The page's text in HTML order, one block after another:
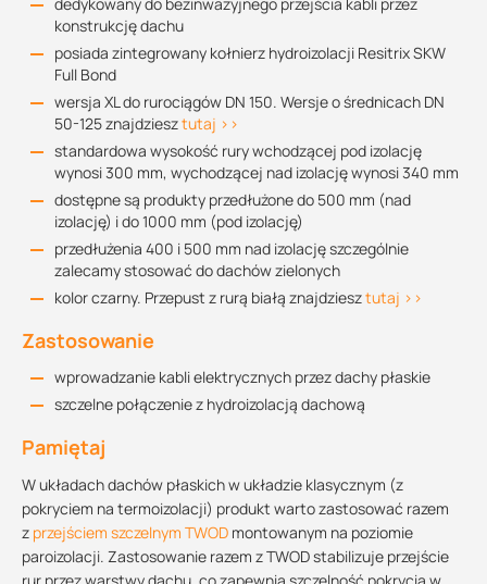
konstrukcję dachu
posiada zintegrowany kołnierz hydroizolacji Resitrix SKW
Full Bond
wersja XL do rurociągów DN 150. Wersje o średnicach DN
50-125 znajdziesztutaj >>
standardowa wysokość rury wchodzącej pod izolację
wynosi 300 mm, wychodzącej nad izolację wynosi 340 mm
dostępne są produkty przedłużone do 500 mm (nad
izolację) i do 1000 mm (pod izolację)
przedłużenia 400 i 500 mm nad izolację szczególnie
zalecamy stosować do dachów zielonych
kolor czarny. Przepust z rurą białą znajdziesztutaj >>
Zastosowanie
wprowadzanie kabli elektrycznych przez dachy płaskie
szczelne połączenie z hydroizolacją dachową
Pamiętaj
W układach dachów płaskich w układzie klasycznym (z
pokryciem na termoizolacji) produkt warto zastosować razem
z przejściem szczelnym TWOD montowanym na poziomie
paroizolacji. Zastosowanie razem z TWOD stabilizuje przejście